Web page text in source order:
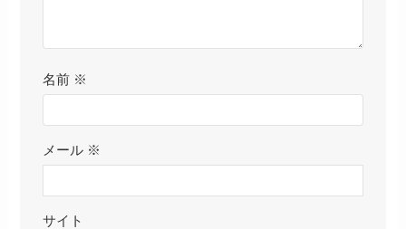
名前 ※
メール ※
サイト